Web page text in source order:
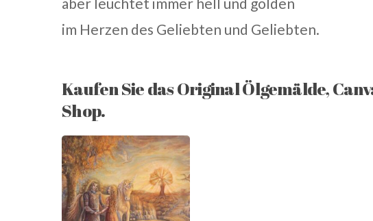
im Herzen des Geliebten und Geliebten.
Kaufen Sie das Original Ölgemälde,
Shop.